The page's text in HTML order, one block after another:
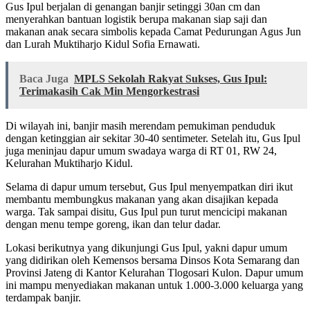
Gus Ipul berjalan di genangan banjir setinggi 30an cm dan
menyerahkan bantuan logistik berupa makanan siap saji dan
makanan anak secara simbolis kepada Camat Pedurungan Agus Jun
dan Lurah Muktiharjo Kidul Sofia Ernawati.
Baca Juga MPLS Sekolah Rakyat Sukses, Gus Ipul:
Terimakasih Cak Min Mengorkestrasi
Di wilayah ini, banjir masih merendam pemukiman penduduk
dengan ketinggian air sekitar 30-40 sentimeter. Setelah itu, Gus Ipul
juga meninjau dapur umum swadaya warga di RT 01, RW 24,
Kelurahan Muktiharjo Kidul.
Selama di dapur umum tersebut, Gus Ipul menyempatkan diri ikut
membantu membungkus makanan yang akan disajikan kepada
warga. Tak sampai disitu, Gus Ipul pun turut mencicipi makanan
dengan menu tempe goreng, ikan dan telur dadar.
Lokasi berikutnya yang dikunjungi Gus Ipul, yakni dapur umum
yang didirikan oleh Kemensos bersama Dinsos Kota Semarang dan
Provinsi Jateng di Kantor Kelurahan Tlogosari Kulon. Dapur umum
ini mampu menyediakan makanan untuk 1.000-3.000 keluarga yang
terdampak banjir.